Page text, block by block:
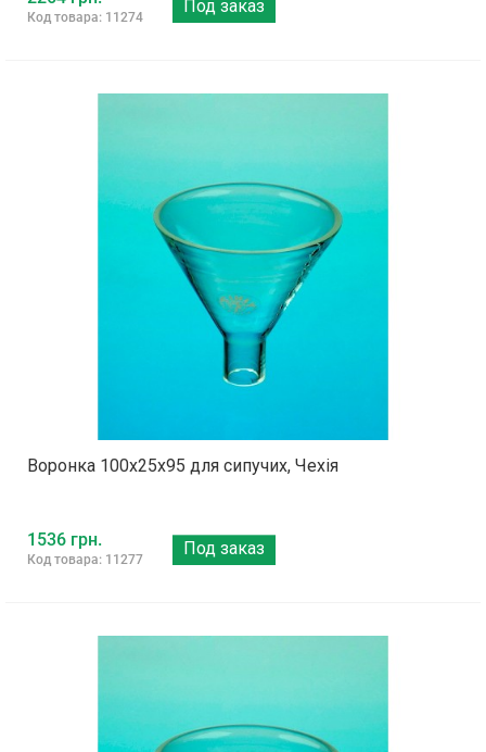
Код товара: 11274
Под заказ
Воронка 100х25х95 для сипучих, Чехія
1536 грн.
Код товара: 11277
Под заказ